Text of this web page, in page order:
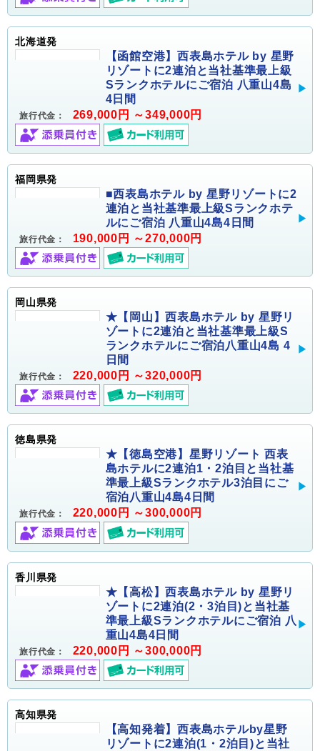
北海道発
【函館空港】西表島ホテル by 星野
リゾートに2連泊と当社基準最上級
Sランクホテルにご宿泊 八重山4島
4日間
旅行代金： 269,000円 ～349,000円
福岡県発
■西表島ホテル by 星野リゾートに2
連泊と当社基準最上級Sランクホテ
ルにご宿泊 八重山4島4日間
旅行代金： 190,000円 ～270,000円
岡山県発
★【岡山】西表島ホテル by 星野リ
ゾートに2連泊と当社基準最上級S
ランクホテルにご宿泊八重山4島 4
日間
旅行代金： 220,000円 ～320,000円
徳島県発
★【徳島空港】星野リゾート 西表
島ホテルに2連泊1・2泊目と当社基
準最上級Sランクホテル3泊目にご
宿泊八重山4島4日間
旅行代金： 220,000円 ～300,000円
香川県発
★【高松】西表島ホテル by 星野リ
ゾートに2連泊(2・3泊目)と当社基
準最上級Sランクホテルにご宿泊 八
重山4島4日間
旅行代金： 220,000円 ～300,000円
高知県発
【高知発着】西表島ホテルby星野
リゾートに2連泊(1・2泊目)と当社